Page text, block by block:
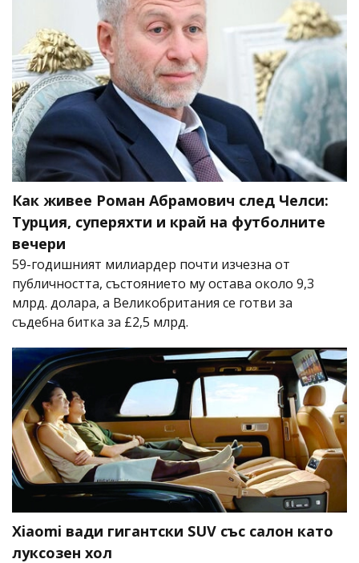
Как живее Роман Абрамович след Челси:
Турция, суперяхти и край на футболните
вечери
59-годишният милиардер почти изчезна от
публичността, състоянието му остава около 9,3
млрд. долара, а Великобритания се готви за
съдебна битка за £2,5 млрд.
Xiaomi вади гигантски SUV със салон като
луксозен хол